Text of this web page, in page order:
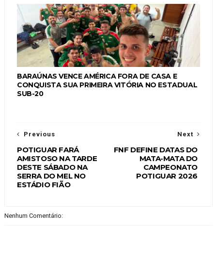
BARAÚNAS VENCE AMÉRICA FORA DE CASA E
CONQUISTA SUA PRIMEIRA VITÓRIA NO ESTADUAL
SUB-20
Next
FNF DEFINE DATAS DO
MATA-MATA DO
CAMPEONATO
POTIGUAR 2026
Previous
POTIGUAR FARÁ
AMISTOSO NA TARDE
DESTE SÁBADO NA
SERRA DO MEL NO
ESTÁDIO FIÃO
Nenhum Comentário: